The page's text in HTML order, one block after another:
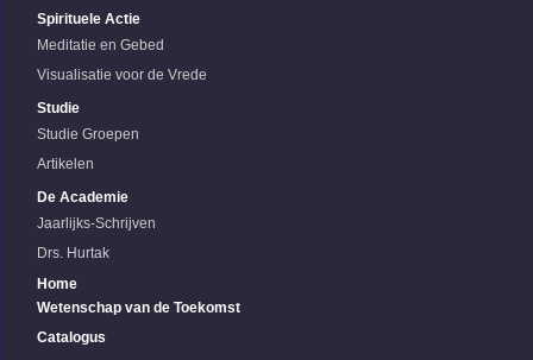
Spirituele Actie
Meditatie en Gebed
Visualisatie voor de Vrede
Studie
Studie Groepen
Artikelen
De Academie
Jaarlijks-Schrijven
Drs. Hurtak
Home
Wetenschap van de Toekomst
Catalogus